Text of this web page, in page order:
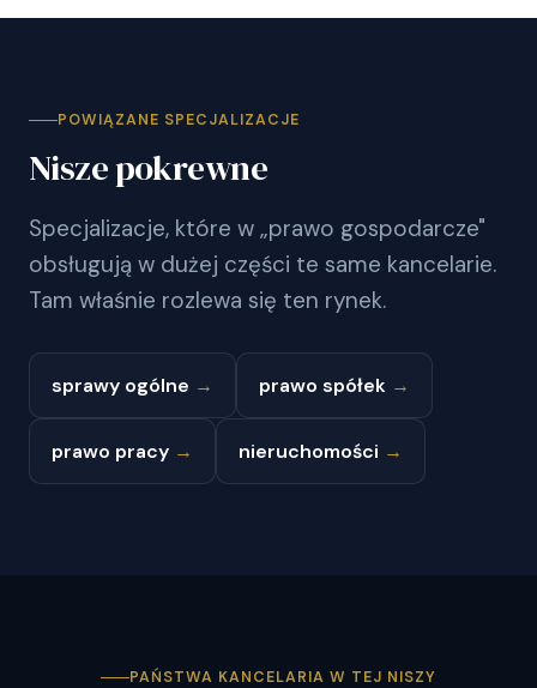
POWIĄZANE SPECJALIZACJE
Nisze pokrewne
Specjalizacje, które w „prawo gospodarcze"
obsługują w dużej części te same kancelarie.
Tam właśnie rozlewa się ten rynek.
sprawy ogólne → prawo spółek →
prawo pracy → nieruchomości →
PAŃSTWA KANCELARIA W TEJ NISZY